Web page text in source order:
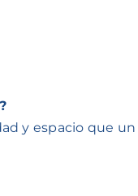
y espacio que